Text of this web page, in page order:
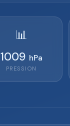
📊
1009 hPa
PRESSION